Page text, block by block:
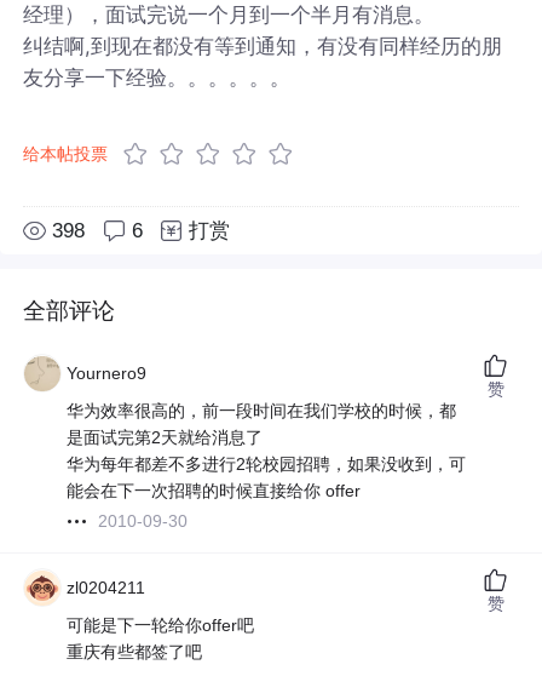
经理），面试完说一个月到一个半月有消息。
纠结啊,到现在都没有等到通知，有没有同样经历的朋
友分享一下经验。。。。。。
给本帖投票
398 6 打赏
全部评论
Yournero9
华为效率很高的，前一段时间在我们学校的时候，都
是面试完第2天就给消息了
华为每年都差不多进行2轮校园招聘，如果没收到，可
能会在下一次招聘的时候直接给你 offer
2010-09-30
赞
zl0204211
可能是下一轮给你offer吧
重庆有些都签了吧
赞